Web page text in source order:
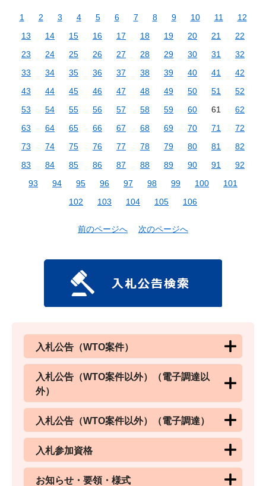
1 2 3 4 5 6 7 8 9 10 11
12
13
14 15 16 17 18 19 20 21
22
23
24 25 26 27 28 29 30 31
32
33
34 35 36 37 38 39 40 41
42
43
44 45 46 47 48 49 50 51
52
53
54 55 56 57 58 59 60 61
62
63
64 65 66 67 68 69 70 71
72
73
74 75 76 77 78 79 80 81
82
83
84 85 86 87 88 89 90 91
92
93
94 95 96 97 98 99 100
101
102
103 104 105 106
前のページへ 次のページへ
入札公告（WTO案件）
入札公告（WTO案件以外）（電子調達以
外）
入札公告（WTO案件以外）（電子調達）
入札参加資格
お知らせ・要領・様式